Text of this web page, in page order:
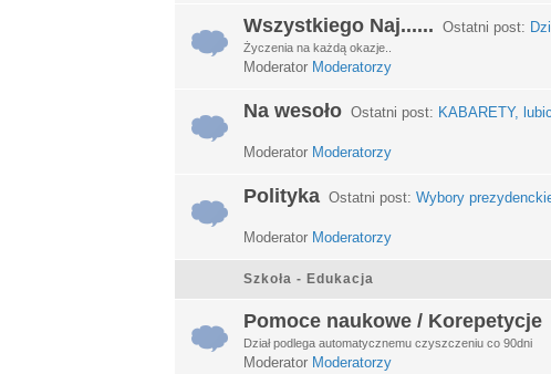
Wszystkiego Naj...... Ostatni post:
Życzenia na każdą okazje..
Moderator Moderatorzy
Na wesoło Ostatni post: KABARETY,
Moderator Moderatorzy
Polityka Ostatni post: Wybory
Moderator Moderatorzy
Szkoła - Edukacja
Pomoce naukowe / Korepetycje
Dział podlega automatycznemu czyszczeniu co 90dni
Moderator Moderatorzy